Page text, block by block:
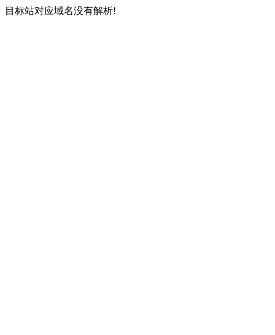
目标站对应域名没有解析!